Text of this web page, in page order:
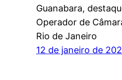
Guanabara,
Operador de
Rio de Janeiro
12 de janeiro de